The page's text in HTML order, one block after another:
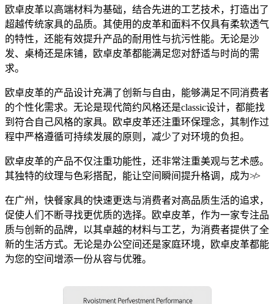
欧卓皮革以高端材料为基础，结合先进的工艺技术，打造出了
超越传统家具的品质。其使用的皮革和面料不仅具有柔软透气
的特性，还能有效提升产品的耐用性与抗污性能。无论是沙
发、桌椅还是床铺，欧卓皮革都能满足您对舒适与时尚的需
求。
欧卓皮革的产品设计充满了创新与自由，能够满足不同消费者
的个性化需求。无论是现代简约风格还是classic设计，都能找
到符合自己风格的家具。欧卓皮革还注重环保理念，其制作过
程中严格遵循可持续发展的原则，减少了对环境的负担。
欧卓皮革的产品不仅注重功能性，还非常注重美观与艺术感。
其独特的纹理与色彩搭配，能让空间瞬间提升格调，成为≯>
在广州，快餐家具的快速更迭与消费者对高品质生活的追求，
促使人们不断寻找更优质的选择。欧卓皮革，作为一家专注品
质与创新的品牌，以其卓越的材料与工艺，为消费者提供了全
新的生活方式。无论是办公空间还是家庭环境，欧卓皮革都能
为您的空间增添一份从容与优雅。